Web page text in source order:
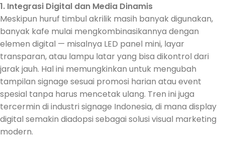
1. Integrasi Digital dan Media Dinamis
Meskipun huruf timbul akrilik masih banyak digunakan,
banyak kafe mulai mengkombinasikannya dengan
elemen digital — misalnya LED panel mini, layar
transparan, atau lampu latar yang bisa dikontrol dari
jarak jauh. Hal ini memungkinkan untuk mengubah
tampilan signage sesuai promosi harian atau event
spesial tanpa harus mencetak ulang. Tren ini juga
tercermin di industri signage Indonesia, di mana display
digital semakin diadopsi sebagai solusi visual marketing
modern.